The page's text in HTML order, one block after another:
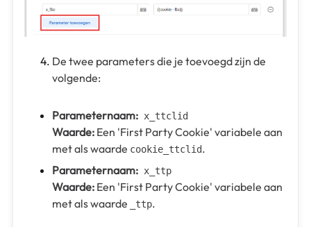
De twee parameters die je toevoegd zijn de
volgende:
Parameternaam: x_ttclid
Waarde: Een 'First Party Cookie' variabele aan
met als waarde cookie_ttclid.
Parameternaam: x_ttp
Waarde: Een 'First Party Cookie' variabele aan
met als waarde
_ttp.